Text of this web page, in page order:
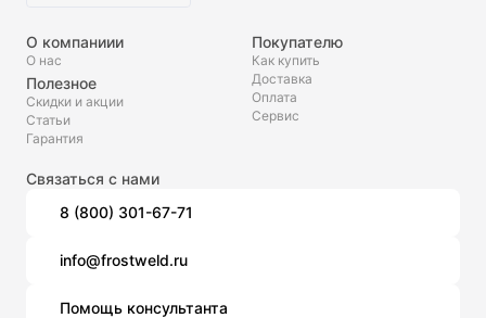
О компаниии
О нас
Полезное
Скидки и акции
Статьи
Гарантия
Покупателю
Как купить
Доставка
Оплата
Сервис
Связаться с нами
8 (800) 301-67-71
info@frostweld.ru
Помощь консультанта